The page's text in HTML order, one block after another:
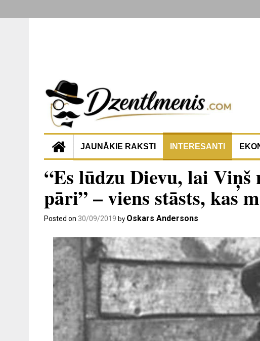
JAUNĀKIE RAKSTI INTERESANTI
“Es lūdzu Dievu, lai
pāri” – viens stāsts, kas
Posted on 30/09/2019 by Oskars Andersons